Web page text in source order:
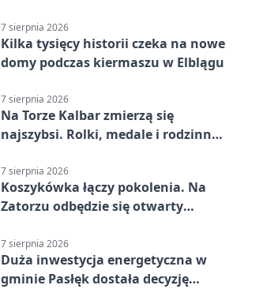
7 sierpnia 2026
Kilka tysięcy historii czeka na nowe
domy podczas kiermaszu w Elblągu
7 sierpnia 2026
Na Torze Kalbar zmierzą się
najszybsi. Rolki, medale i rodzinna
7 sierpnia 2026
Koszykówka łączy pokolenia. Na
Zatorzu odbędzie się otwarty
7 sierpnia 2026
Duża inwestycja energetyczna w
gminie Pasłęk dostała decyzję